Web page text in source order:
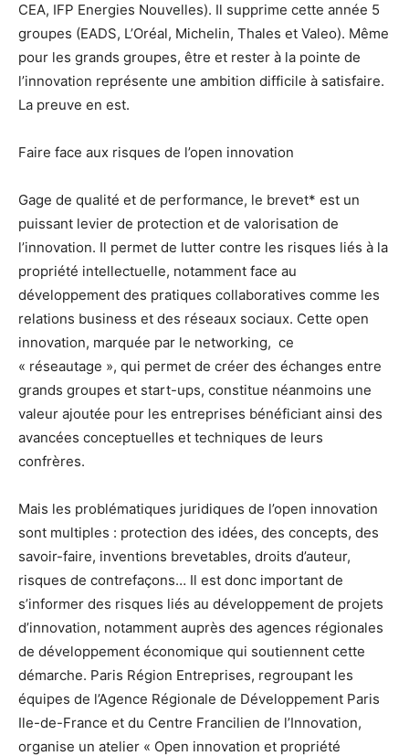
CEA, IFP Energies Nouvelles). Il supprime cette année 5
groupes (EADS, L’Oréal, Michelin, Thales et Valeo). Même
pour les grands groupes, être et rester à la pointe de
l’innovation représente une ambition difficile à satisfaire.
La preuve en est.
Faire face aux risques de l’open innovation
Gage de qualité et de performance, le brevet* est un
puissant levier de protection et de valorisation de
l’innovation. Il permet de lutter contre les risques liés à la
propriété intellectuelle, notamment face au
développement des pratiques collaboratives comme les
relations business et des réseaux sociaux. Cette open
innovation, marquée par le networking, ce
« réseautage », qui permet de créer des échanges entre
grands groupes et start-ups, constitue néanmoins une
valeur ajoutée pour les entreprises bénéficiant ainsi des
avancées conceptuelles et techniques de leurs
confrères.
Mais les problématiques juridiques de l’open innovation
sont multiples : protection des idées, des concepts, des
savoir-faire, inventions brevetables, droits d’auteur,
risques de contrefaçons… Il est donc important de
s’informer des risques liés au développement de projets
d’innovation, notamment auprès des agences régionales
de développement économique qui soutiennent cette
démarche. Paris Région Entreprises, regroupant les
équipes de l’Agence Régionale de Développement Paris
Ile-de-France et du Centre Francilien de l’Innovation,
organise un atelier « Open innovation et propriété